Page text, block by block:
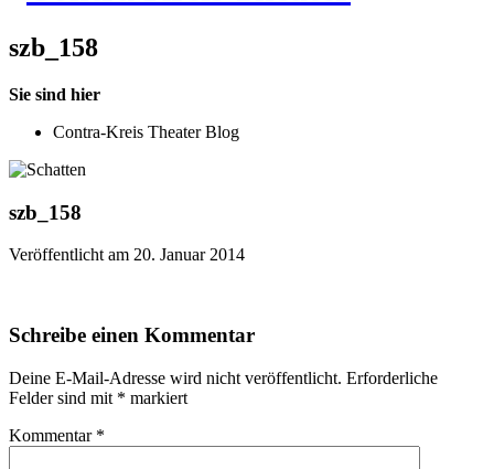
szb_158
Sie sind hier
Contra-Kreis Theater Blog
szb_158
Veröffentlicht am 20. Januar 2014
Schreibe einen Kommentar
Deine E-Mail-Adresse wird nicht veröffentlicht. Erforderliche
Felder sind mit * markiert
Kommentar *